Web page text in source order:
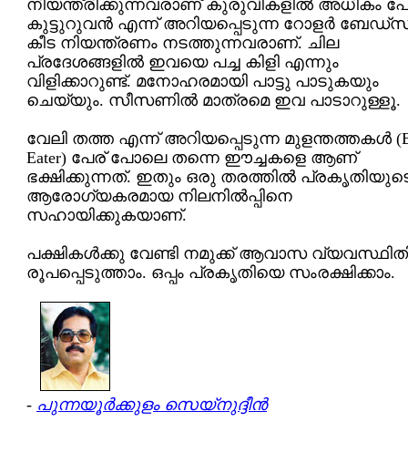
നിയന്ത്രിക്കുന്നവരാണ് കുരുവികളില്‍ അധികം
കുട്ടുറുവന്‍ എന്ന് അറിയപ്പെടുന്ന റോളര്‍
കീട നിയന്ത്രണം നടത്തുന്നവരാണ്. ചില
പ്രദേശങ്ങളില്‍ ഇവയെ പച്ച കിളി എന്നും
വിളിക്കാറുണ്ട്. മനോഹരമായി പാട്ടു പാടുകയും
ചെയ്യും. സീസണില്‍ മാത്രമെ ഇവ പാടാറുള്ളൂ.
വേലി തത്ത എന്ന് അറിയപ്പെടുന്ന മുളന്തത്തകള്‍
Eater) പേര് പോലെ തന്നെ ഈച്ചകളെ ആണ്
ഭക്ഷിക്കുന്നത്. ഇതും ഒരു തരത്തില്‍
ആരോഗ്യകരമായ നിലനില്‍പ്പിനെ
സഹായിക്കുകയാണ്.
പക്ഷികള്‍ക്കു വേണ്ടി നമുക്ക് ആവാസ
രൂപപ്പെടുത്താം. ഒപ്പം പ്രകൃതിയെ സംരക്ഷിക്കാം.
- പുന്നയൂര്‍ക്കുളം സെയ്നുദ്ദീന്‍